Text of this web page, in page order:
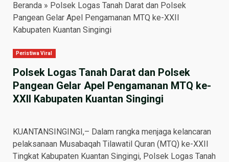
Beranda » Polsek Logas Tanah Darat dan Polsek
Pangean Gelar Apel Pengamanan MTQ ke-XXII
Kabupaten Kuantan Singingi
Peristiwa Viral
Polsek Logas Tanah Darat dan Polsek
Pangean Gelar Apel Pengamanan MTQ ke-
XXII Kabupaten Kuantan Singingi
KUANTANSINGINGI,– Dalam rangka menjaga kelancaran
pelaksanaan Musabaqah Tilawatil Quran (MTQ) ke-XXII
Tingkat Kabupaten Kuantan Singingi, Polsek Logas Tanah